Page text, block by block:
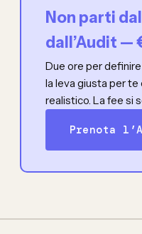
Non parti
dall’Audit —
Due ore per definire
la leva giusta per
realistico. La fee si
Prenota